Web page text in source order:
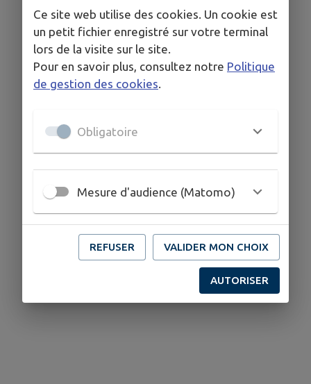
Ce site web utilise des cookies. Un cookie est
un petit fichier enregistré sur votre terminal
lors de la visite sur le site.
Pour en savoir plus, consultez notre Politique
de gestion des cookies.
Obligatoire
Mesure d'audience (Matomo)
REFUSER VALIDER MON CHOIX
AUTORISER